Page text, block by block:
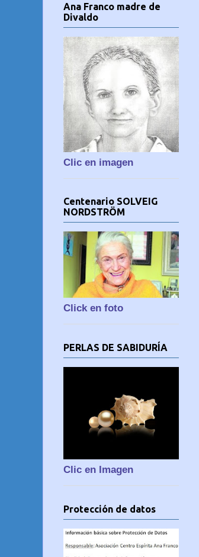
Ana Franco madre de
Divaldo
Clic en imagen
Centenario SOLVEIG
NORDSTRÖM
Click en foto
PERLAS DE SABIDURÍA
Clic en Imagen
Protección de datos